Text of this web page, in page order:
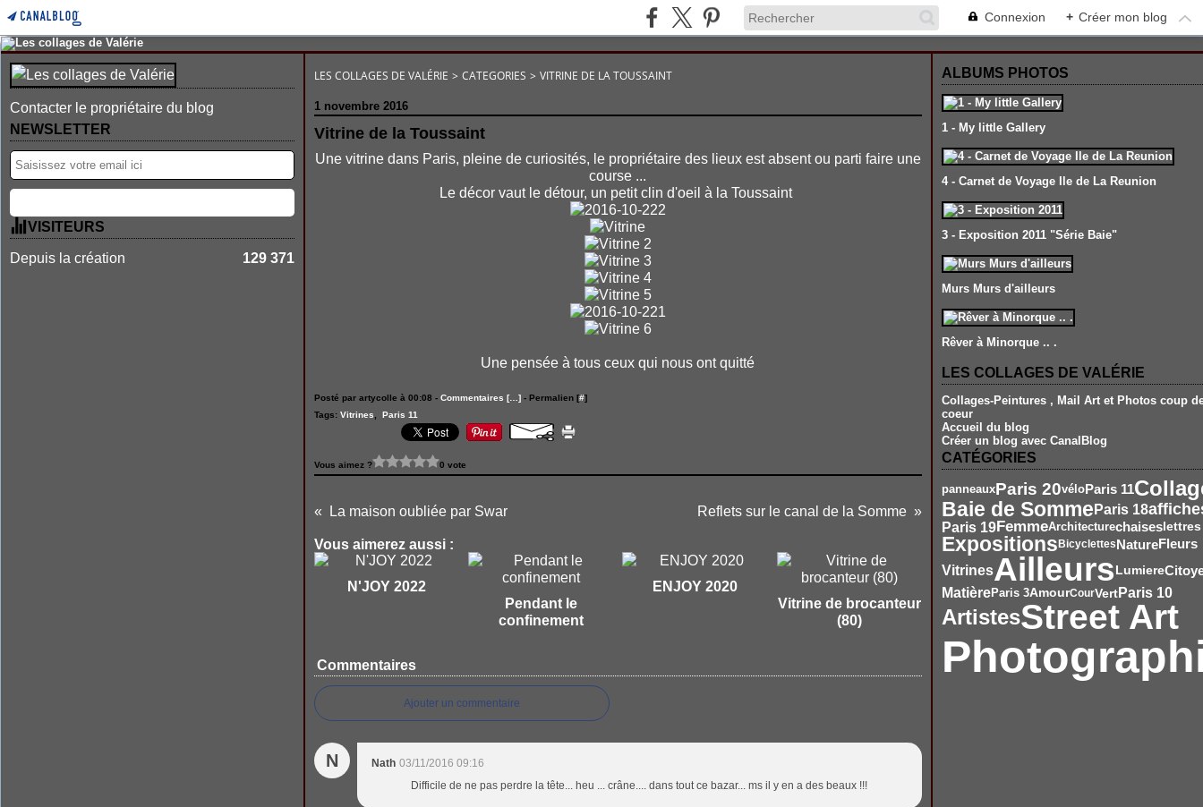
Connexion + Créer mon blog
Contacter le propriétaire du blog
NEWSLETTER
VISITEURS
Depuis la création 129 371
LES COLLAGES DE VALÉRIE > CATEGORIES > VITRINE DE LA TOUSSAINT
1 novembre 2016
Vitrine de la Toussaint
Une vitrine dans Paris, pleine de curiosités, le propriétaire des lieux est absent ou parti faire une
course ...
Le décor vaut le détour, un petit clin d'oeil à la Toussaint
Une pensée à tous ceux qui nous ont quitté
Posté par artycolle à 00:08 - Commentaires [… ]- Permalien [#]
Tags: Vitrines Paris 11
Vous aimez ? 0 vote
La maison oubliée par Swar Reflets sur le canal de la Somme
Vous aimerez aussi :
N'JOY 2022
Pendant le
confinement
ENJOY 2020
Vitrine de brocanteur
(80)
Commentaires
Ajouter un commentaire
N Nath 03/11/2016 09:16
Difficile de ne pas perdre la tête... heu ... crâne.... dans tout ce bazar... ms il y en a des beaux !!!
ALBUMS PHOTOS
1 - My little Gallery
4 - Carnet de Voyage Ile de La Reunion
3 - Exposition 2011 "Série Baie"
Murs Murs d'ailleurs
Rêver à Minorque .. .
LES COLLAGES DE VALÉRIE
Collages-Peintures , Mail Art et Photos coup
coeur
Accueil du blog
Créer un blog avec CanalBlog
CATÉGORIES
panneauxParis 20véloParis 11
Baie de SommeParis 18
Paris 19FemmeArchitecturechaises lettres
Expositions BicyclettesNatureFleurs
VitrinesAilleurs Lumiere
MatièreParis 3AmourCourVertParis 10
ArtistesStreet Art